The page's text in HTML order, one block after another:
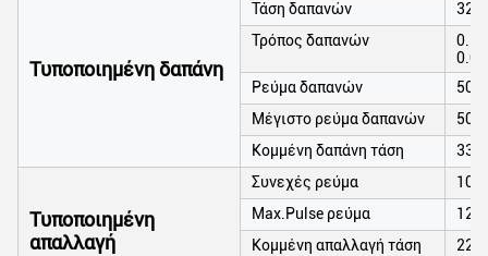
Τυποποιημένη δαπάνη
Τάση δαπανών
Τρόπος δαπανών
Ρεύμα δαπανών
50A
Μέγιστο ρεύμα δαπανών
50A
Κομμένη δαπάνη τάση
Τυποποιημένη
απαλλαγή
Συνεχές ρεύμα
Max.Pulse ρεύμα
Κομμένη απαλλαγή τάση